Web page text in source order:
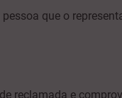
que o
reclamada e